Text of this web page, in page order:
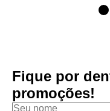
Fique por
promoções!